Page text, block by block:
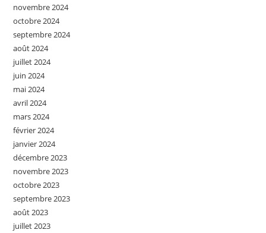
novembre 2024
octobre 2024
septembre 2024
août 2024
juillet 2024
juin 2024
mai 2024
avril 2024
mars 2024
février 2024
janvier 2024
décembre 2023
novembre 2023
octobre 2023
septembre 2023
août 2023
juillet 2023